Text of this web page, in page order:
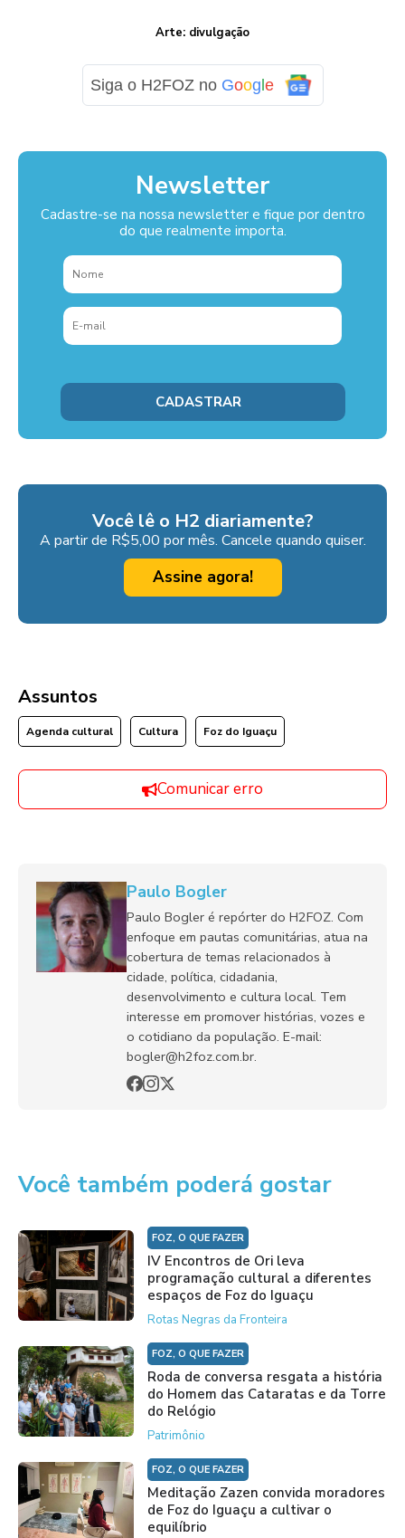
Arte: divulgação
Siga o H2FOZ no Google
Newsletter
Cadastre-se na nossa newsletter e fique por dentro
do que realmente importa.
Você lê o H2 diariamente?
A partir de R$5,00 por mês. Cancele quando quiser.
Assine agora!
Assuntos
Agenda cultural Cultura Foz do Iguaçu
Comunicar erro
Paulo Bogler
Paulo Bogler é repórter do H2FOZ. Com
enfoque em pautas comunitárias, atua na
cobertura de temas relacionados à
cidade, política, cidadania,
desenvolvimento e cultura local. Tem
interesse em promover histórias, vozes e
o cotidiano da população. E-mail:
bogler@h2foz.com.br.
Você também poderá gostar
FOZ, O QUE FAZER
IV Encontros de Ori leva
programação cultural a diferentes
espaços de Foz do Iguaçu
Rotas Negras da Fronteira
FOZ, O QUE FAZER
Roda de conversa resgata a história
do Homem das Cataratas e da Torre
do Relógio
Patrimônio
FOZ, O QUE FAZER
Meditação Zazen convida moradores
de Foz do Iguaçu a cultivar o
equilíbrio